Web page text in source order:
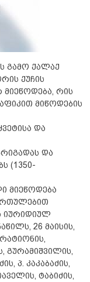
გამო ქალაქ
ქუჩის
რის
მიწოდების
და
და
(1350-
მიეწოდება
იურიდიულ
26 მაისის,
გურამიშვილის,
პ. კაკაბაძის,
ტაბიძის,